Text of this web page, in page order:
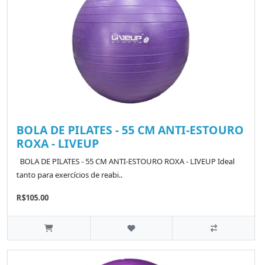
BOLA DE PILATES - 55 CM ANTI-ESTOURO
ROXA - LIVEUP
BOLA DE PILATES - 55 CM ANTI-ESTOURO ROXA - LIVEUP Ideal
tanto para exercícios de reabi..
R$105.00